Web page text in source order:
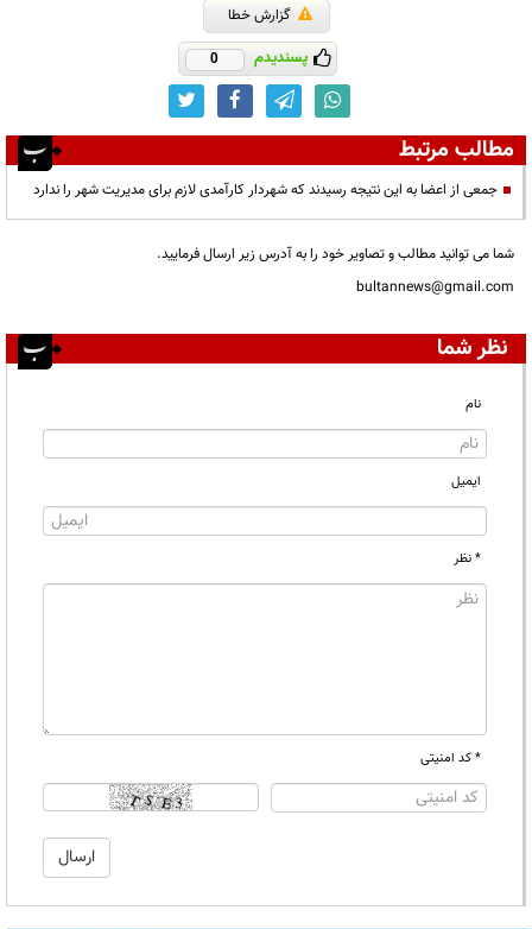
گزارش خطا
پسندیدم 0
مطالب مرتبط
جمعی از اعضا به این نتیجه رسیدند که شهردار کارآمدی لازم برای مدیریت شهر را ندارد
شما می توانید مطالب و تصاویر خود را به آدرس زیر ارسال فرمایید.
bultannews@gmail.com
نظر شما
نام
ایمیل
* نظر
* کد امنیتی